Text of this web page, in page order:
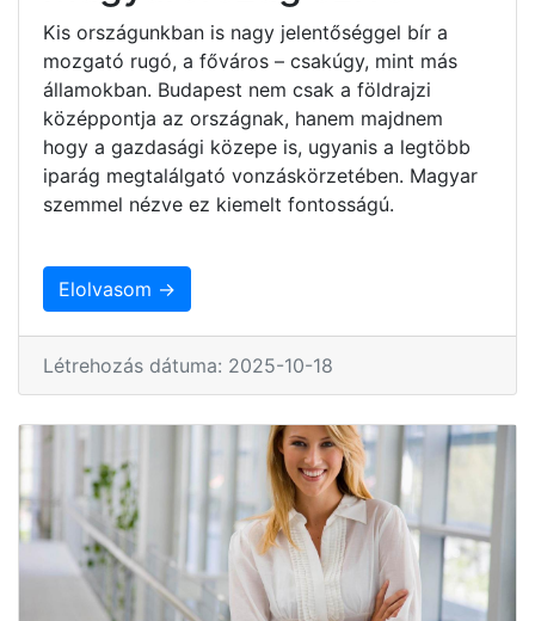
Kis országunkban is nagy jelentőséggel bír a
mozgató rugó, a főváros – csakúgy, mint más
államokban. Budapest nem csak a földrajzi
középpontja az országnak, hanem majdnem
hogy a gazdasági közepe is, ugyanis a legtöbb
iparág megtalálgató vonzáskörzetében. Magyar
szemmel nézve ez kiemelt fontosságú.
Elolvasom →
Létrehozás dátuma: 2025-10-18